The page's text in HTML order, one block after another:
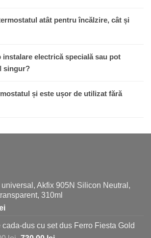
atât pentru încălzire, cât și
instalare electrică specială sau pot
singur?
și este ușor de utilizat fără
Akfix 905N Silicon Neutral,
310ml
cada-dus cu set dus Ferro Fiesta Gold